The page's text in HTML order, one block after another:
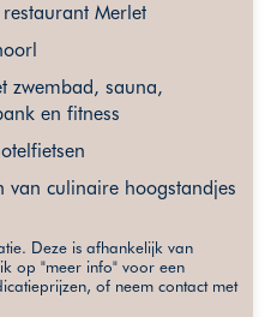
Merlet
zwembad, sauna,
en fitness
van culinaire hoogstandjes
Deze is afhankelijk van
op "meer info" voor een
of neem contact met